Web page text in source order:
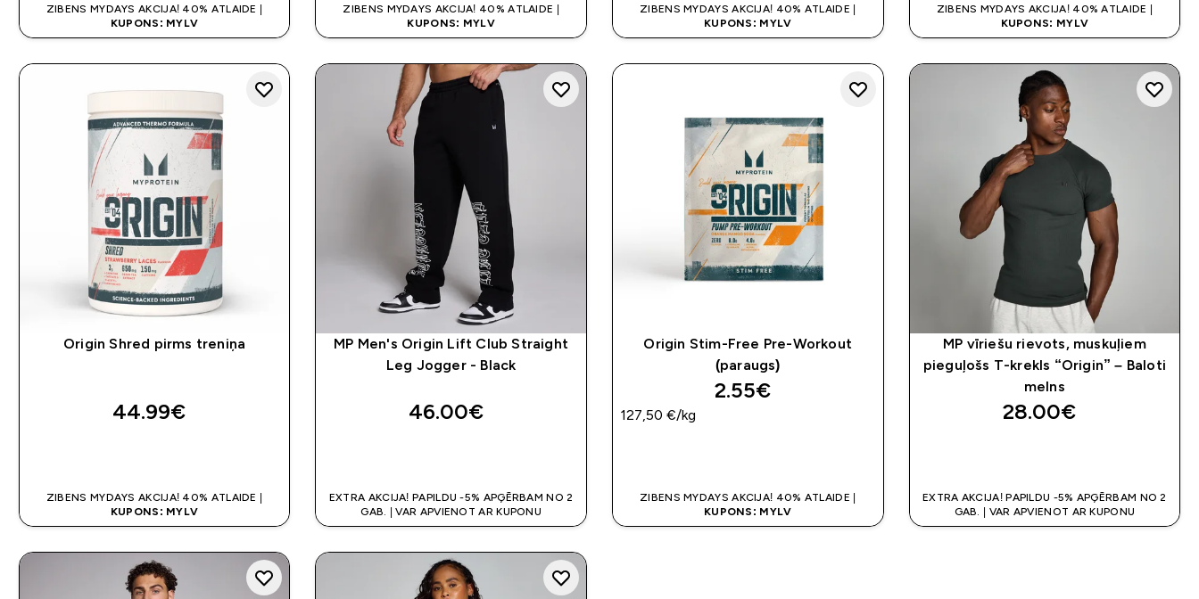
ZIBENS MYDAYS AKCIJA! 40% ATLAIDE |
KUPONS: MYLV
ZIBENS MYDAYS AKCIJA! 40% ATLAIDE |
KUPONS: MYLV
ZIBENS MYDAYS AKCIJA! 40% ATLAIDE |
KUPONS: MYLV
ZIBENS MYDAYS AKCIJA! 40% ATLAIDE |
KUPONS: MYLV
Origin Shred pirms treniņa
44.99€‎
ZIBENS MYDAYS AKCIJA! 40% ATLAIDE |
KUPONS: MYLV
MP Men's Origin Lift Club Straight
Leg Jogger - Black
46.00€‎
EXTRA AKCIJA! PAPILDU -5% APĢĒRBAM NO 2
GAB. | VAR APVIENOT AR KUPONU
Origin Stim-Free Pre-Workout
(paraugs)
2.55€‎
127,50 €‎/kg
ZIBENS MYDAYS AKCIJA! 40% ATLAIDE |
KUPONS: MYLV
MP vīriešu rievots, muskuļiem
pieguļošs T-krekls “Origin” – Baloti
melns
28.00€‎
EXTRA AKCIJA! PAPILDU -5% APĢĒRBAM NO 2
GAB. | VAR APVIENOT AR KUPONU